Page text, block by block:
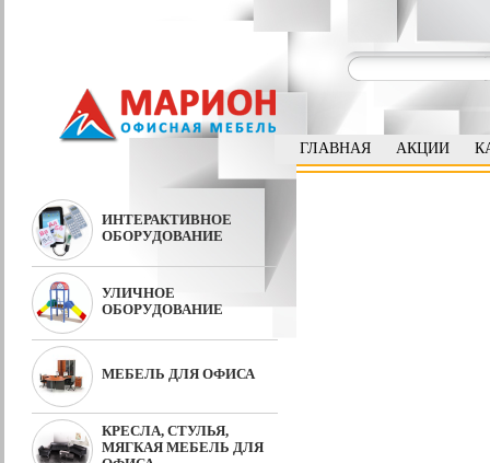
ГЛАВНАЯ АКЦИИ
ИНТЕРАКТИВНОЕ
ОБОРУДОВАНИЕ
УЛИЧНОЕ
ОБОРУДОВАНИЕ
МЕБЕЛЬ ДЛЯ ОФИСА
КРЕСЛА, СТУЛЬЯ,
МЯГКАЯ МЕБЕЛЬ ДЛЯ